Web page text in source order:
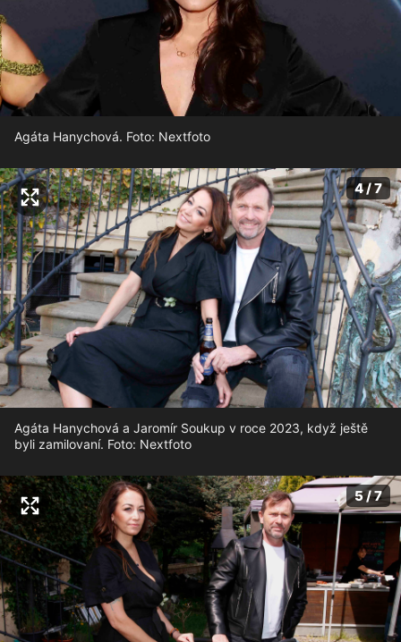
Agáta Hanychová. Foto: Nextfoto
4 / 7
Agáta Hanychová a Jaromír Soukup v roce 2023, když ještě
byli zamilovaní. Foto: Nextfoto
5 / 7